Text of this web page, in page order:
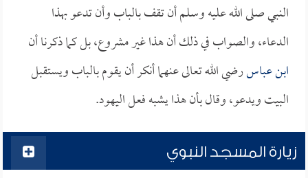
النبي صلى الله عليه وسلم أن تقف بالباب وأن تدعو بهذا
الدعاء، والصواب في ذلك أن هذا غير مشروع، بل كما ذكرنا أن
ابن عباسرضي الله تعالى عنهما أنكر أن يقوم بالباب ويستقبل
البيت ويدعو، وقال بأن هذا يشبه فعل اليهود.
زيارة المسجد النبوي